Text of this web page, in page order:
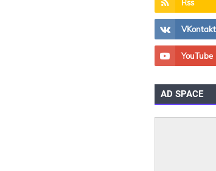
AD SPACE